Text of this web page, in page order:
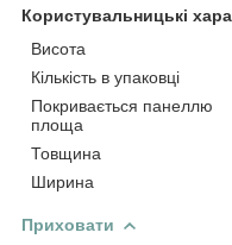
Користувальницькі
Висота
Кількість в упаковці
Покривається панеллю
площа
Товщина
Ширина
Приховати